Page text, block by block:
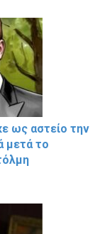
ως αστείο την
μετά το